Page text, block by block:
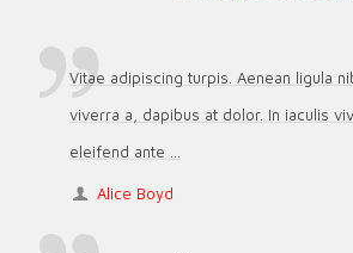
Vitae adipiscing turpis. Aenean ligula
viverra a, dapibus at dolor. In iaculis
eleifend ante ...
Alice Boyd